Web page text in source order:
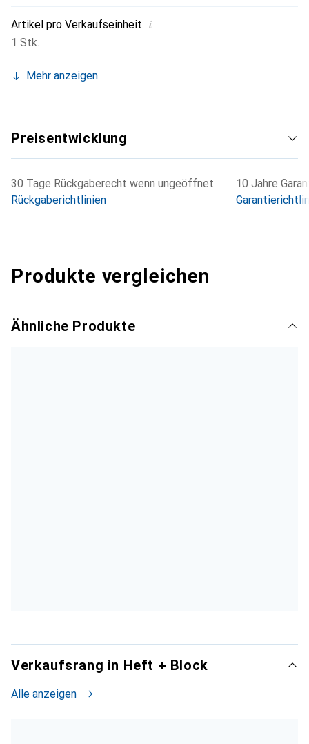
Artikel pro Verkaufseinheit i
1 Stk.
Mehr anzeigen
Preisentwicklung
30 Tage Rückgaberecht wenn ungeöffnet
Rückgaberichtlinien
10 Jahre
Produkte vergleichen
Ähnliche Produkte
Verkaufsrang in Heft + Block
Alle anzeigen